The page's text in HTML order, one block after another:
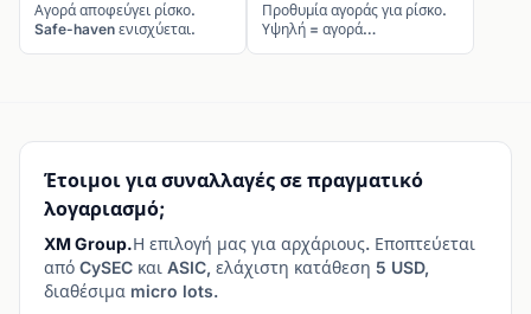
Αγορά αποφεύγει ρίσκο.
Safe-haven ενισχύεται.
Προθυμία αγοράς για ρίσκο.
Υψηλή = αγορά
Έτοιμοι για συναλλαγές σε πραγματικό
λογαριασμό;
XM Group.Η επιλογή μας για αρχάριους. Εποπτεύεται
από CySEC και ASIC, ελάχιστη κατάθεση 5 USD,
διαθέσιμα micro lots.